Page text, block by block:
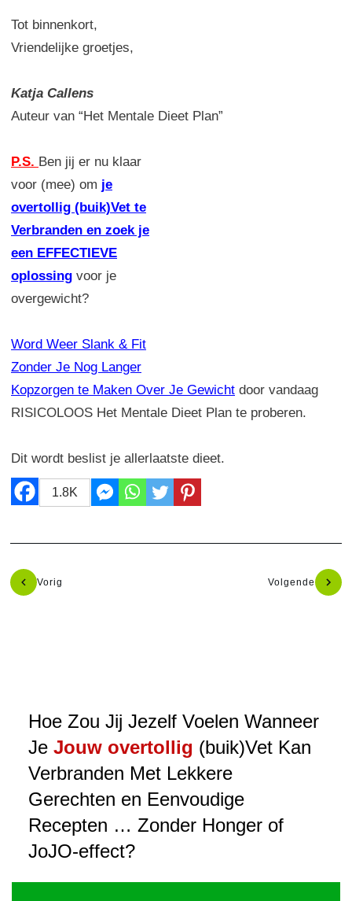
Tot binnenkort,
Vriendelijke groetjes,
Katja Callens
Auteur van “Het Mentale Dieet Plan”
P.S. Ben jij er nu klaar
voor (mee) om je
overtollig (buik)Vet te
Verbranden en zoek je
een EFFECTIEVE
oplossing voor je
overgewicht?
Word Weer Slank & Fit
Zonder Je Nog Langer
Kopzorgen te Maken Over Je Gewicht door vandaag
RISICOLOOS Het Mentale Dieet Plan te proberen.
Dit wordt beslist je allerlaatste dieet.
1.8K
Vorig Volgende
Hoe Zou Jij Jezelf Voelen Wanneer
Je Jouw overtollig (buik)Vet Kan
Verbranden Met Lekkere
Gerechten en Eenvoudige
Recepten … Zonder Honger of
JoJO-effect?